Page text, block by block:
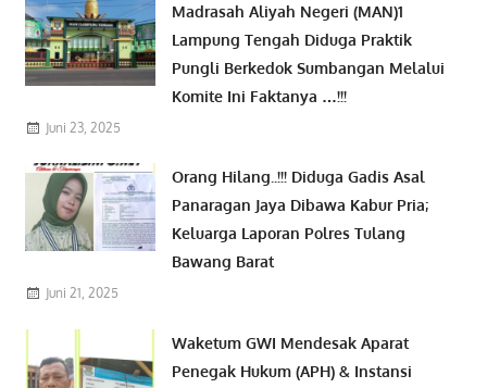
Madrasah Aliyah Negeri (MAN)1
Lampung Tengah Diduga Praktik
Pungli Berkedok Sumbangan Melalui
Komite Ini Faktanya …!!!
Juni 23, 2025
Orang Hilang..!!! Diduga Gadis Asal
Panaragan Jaya Dibawa Kabur Pria;
Keluarga Laporan Polres Tulang
Bawang Barat
Juni 21, 2025
Waketum GWI Mendesak Aparat
Penegak Hukum (APH) & Instansi